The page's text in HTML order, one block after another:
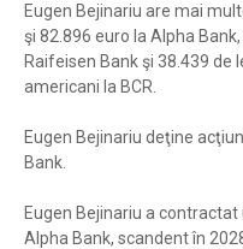
Eugen Bejinariu are mai
şi 82.896 euro la Alpha
Raifeisen Bank şi 38.439 de
americani la BCR.
Eugen Bejinariu deţine
Bank.
Eugen Bejinariu a
Alpha Bank, scandent în